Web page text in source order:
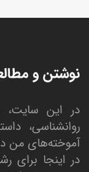
نوشتن و
در این سایت،
روانشناسی،
آموخته‌های من
در اینجا برای